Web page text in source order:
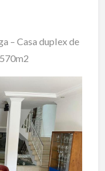
– Casa duplex de